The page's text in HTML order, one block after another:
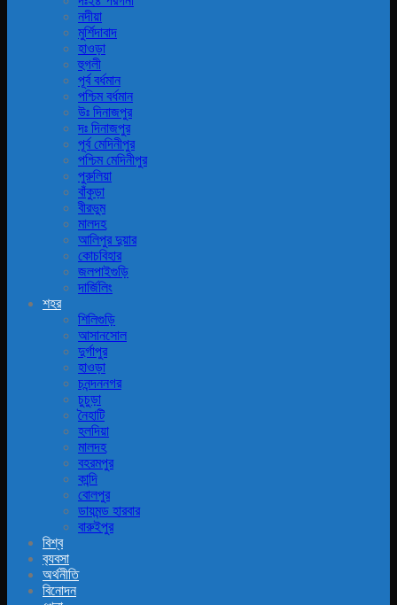
নদীয়া
মুর্শিদাবাদ
হাওড়া
হুগলী
পূর্ব বর্ধমান
পশ্চিম বর্ধমান
উঃ দিনাজপুর
দঃ দিনাজপুর
পূর্ব মেদিনীপুর
পশ্চিম মেদিনীপুর
পুরুলিয়া
বাঁকুড়া
বীরভুম
মালদহ
আলিপুর দুয়ার
কোচবিহার
জলপাইগুড়ি
দার্জিলিং
শহর
শিলিগুড়ি
আসানসোল
দুর্গাপুর
হাওড়া
চনন্দননগর
চুচুড়া
নৈহাটি
হলদিয়া
মালদহ
বহরমপুর
কান্দি
বোলপুর
ডায়মন্ড হারবার
বারুইপুর
বিশ্ব
ব‍্যবসা
অর্থনীতি
বিনোদন